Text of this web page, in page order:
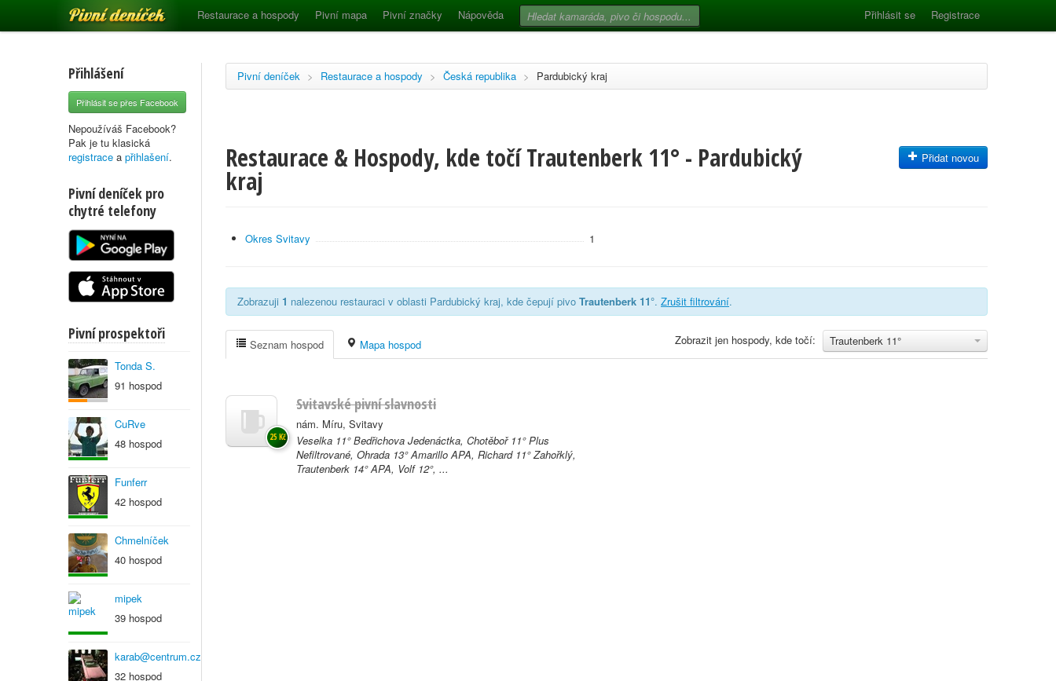
Pivní deníček Restaurace a hospody Pivní mapa Pivní značky Nápověda Přihlásit se Registrace
Přihlášení
Přihlásit se přes Facebook
Nepoužíváš Facebook?
Pak je tu klasická
registrace a přihlašení.
Pivní deníček pro
chytré telefony
Pivní prospektoři
Tonda S.
91 hospod
CuRve
48 hospod
Funferr
42 hospod
Chmelníček
40 hospod
mipek
39 hospod
karab@centrum.cz
32 hospod
Pivní deníček > Restaurace a hospody > Česká republika > Pardubický kraj
Restaurace & Hospody, kde točí Trautenberk 11° - Pardubický
kraj
Přidat novou
Okres Svitavy 1
Zobrazuji 1 nalezenou restauraci v oblasti Pardubický kraj, kde čepují pivo Trautenberk 11°. Zrušit filtrování.
Trautenberk 11°
Zobrazit jen hospody, kde točí:
Seznam hospod Mapa hospod
Svitavské pivní slavnosti
nám. Míru, Svitavy
Veselka 11° Bedřichova Jedenáctka, Chotěboř 11° Plus
Nefiltrované, Ohrada 13° Amarillo APA, Richard 11° Zahořklý,
Trautenberk 14° APA, Volf 12°, ...
25 Kč